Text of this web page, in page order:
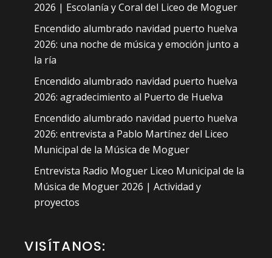
2026 | Escolanía y Coral del Liceo de Moguer
Encendido alumbrado navidad puerto huelva
2026: una noche de música y emoción junto a
la ría
Encendido alumbrado navidad puerto huelva
2026: agradecimiento al Puerto de Huelva
Encendido alumbrado navidad puerto huelva
2026: entrevista a Pablo Martínez del Liceo
Municipal de la Música de Moguer
Entrevista Radio Moguer Liceo Municipal de la
Música de Moguer 2026 | Actividad y
proyectos
VISÍTANOS: